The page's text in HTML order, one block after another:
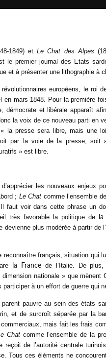
1849) etLe Chat des Alpes
le premier journal des Etats
et à présenter une lithographie à
européens, le roi
mars 1848. Pour la première
démocrate et libérale apparaît
la voix de ce nouveau parti en
la presse sera libre, mais une
par la voie de la presse, soit
» est libre.
les nouveaux enjeux
; Le Chat comme l’ensemble
faut voir dans cette phrase un
très favorable la politique de la
plus modérée à partir de
reconnaître français, situation qui
la France de l’Italie. De
nationale » que mènent
participer à un effort de guerre qui
pauvre au sein des états
et de surcroît séparée par la
mais fait les frais
Chatcomme l’ensemble de la
reçoit de l’autorité centrale
Tous ces éléments ne